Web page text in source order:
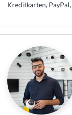
Kreditkarten,